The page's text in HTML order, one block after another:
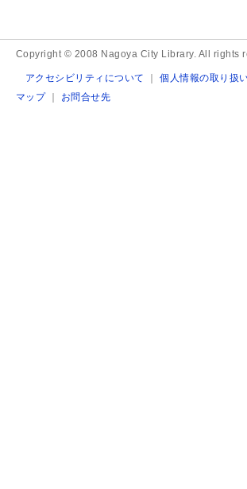
Copyright © 2008 Nagoya City Library. All rights
アクセシビリティについて ｜個人情報の取り扱
マップ｜ お問合せ先